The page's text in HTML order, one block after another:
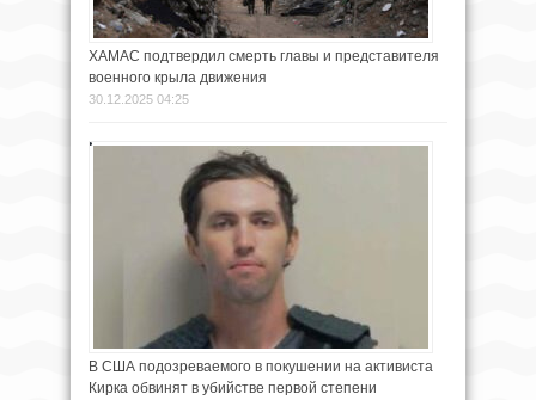
ХАМАС подтвердил смерть главы и представителя
военного крыла движения
30.12.2025 04:25
В США подозреваемого в покушении на активиста
Кирка обвинят в убийстве первой степени